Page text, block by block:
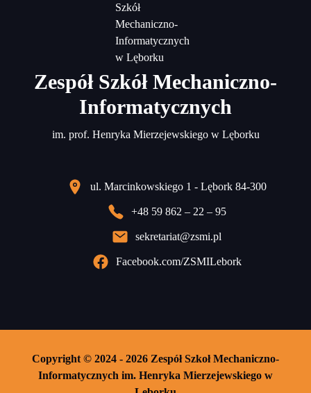
Zespół Szkół Mechaniczno-
Informatycznych
im. prof. Henryka Mierzejewskiego w Lęborku
ul. Marcinkowskiego 1 - Lębork 84-300
+48 59 862 – 22 – 95
sekretariat@zsmi.pl
Facebook.com/ZSMILebork
Copyright © 2024 - 2026 Zespół Szkoł Mechaniczno-
Informatycznych im. Henryka Mierzejewskiego w